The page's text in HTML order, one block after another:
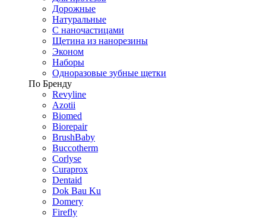
Дорожные
Натуральные
С наночастицами
Щетина из нанорезины
Эконом
Наборы
Одноразовые зубные щетки
По Бренду
Revyline
Azotii
Biomed
Biorepair
BrushBaby
Buccotherm
Corlyse
Curaprox
Dentaid
Dok Bau Ku
Domery
Firefly